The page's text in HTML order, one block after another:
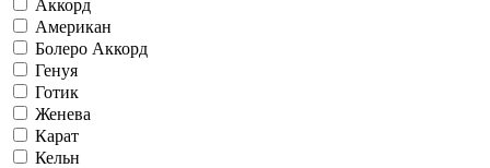
Аккорд
Американ
Болеро Аккорд
Генуя
Готик
Женева
Карат
Кельн